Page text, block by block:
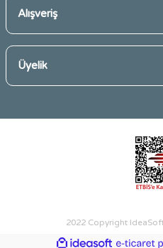
Alışveriş
Üyelik
2022 Copyright IdeaSoft
ideasoft